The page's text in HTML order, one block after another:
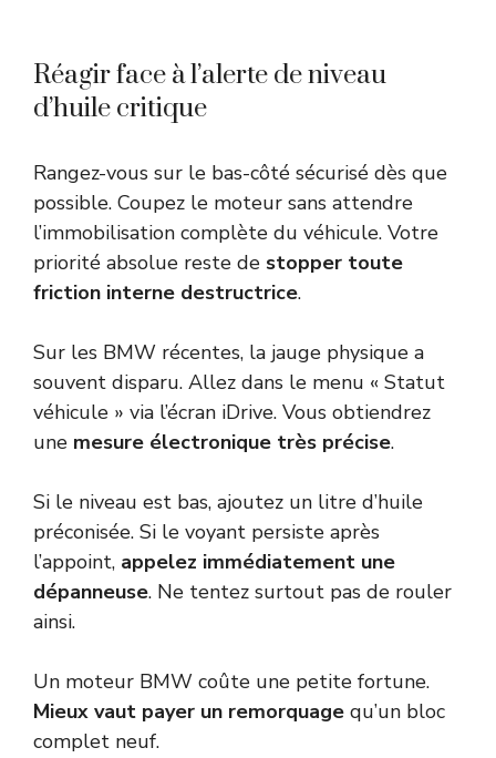
Réagir face à l’alerte de niveau
d’huile critique
Rangez-vous sur le bas-côté sécurisé dès que
possible. Coupez le moteur sans attendre
l’immobilisation complète du véhicule. Votre
priorité absolue reste de stopper toute
friction interne destructrice.
Sur les BMW récentes, la jauge physique a
souvent disparu. Allez dans le menu « Statut
véhicule » via l’écran iDrive. Vous obtiendrez
une mesure électronique très précise.
Si le niveau est bas, ajoutez un litre d’huile
préconisée. Si le voyant persiste après
l’appoint, appelez immédiatement une
dépanneuse. Ne tentez surtout pas de rouler
ainsi.
Un moteur BMW coûte une petite fortune.
Mieux vaut payer un remorquage qu’un bloc
complet neuf.